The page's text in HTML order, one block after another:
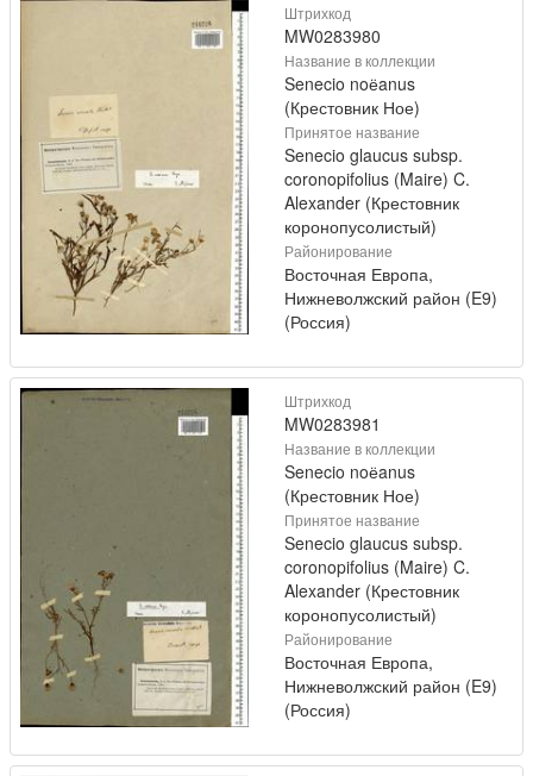
Штрихкод
MW0283980
Название в коллекции
Senecio noёanus
(Крестовник Ное)
Принятое название
Senecio glaucus subsp.
coronopifolius (Maire) C.
Alexander (Крестовник
коронопусолистый)
Районирование
Восточная Европа,
Нижневолжский район (E9)
(Россия)
Штрихкод
MW0283981
Название в коллекции
Senecio noёanus
(Крестовник Ное)
Принятое название
Senecio glaucus subsp.
coronopifolius (Maire) C.
Alexander (Крестовник
коронопусолистый)
Районирование
Восточная Европа,
Нижневолжский район (E9)
(Россия)